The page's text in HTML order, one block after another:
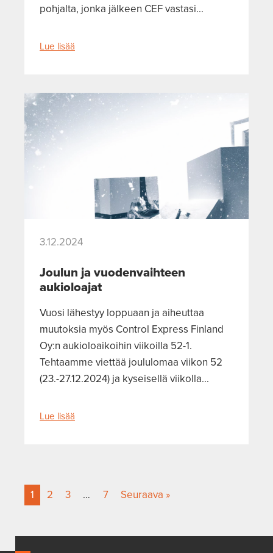
pohjalta, jonka jälkeen CEF vastasi...
Lue lisää
3.12.2024
Joulun ja vuodenvaihteen
aukioloajat
Vuosi lähestyy loppuaan ja aiheuttaa
muutoksia myös Control Express Finland
Oy:n aukioloaikoihin viikoilla 52-1.
Tehtaamme viettää joululomaa viikon 52
(23.-27.12.2024) ja kyseisellä viikolla...
Lue lisää
1 2 3 … 7 Seuraava »